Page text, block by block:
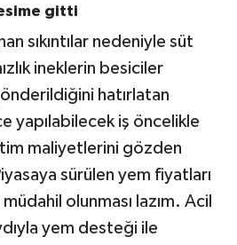
gitti
sıkıntılar nedeniyle süt
ineklerin besiciler
hatırlatan
yapılabilecek iş öncelikle
maliyetlerini gözden
sürülen yem fiyatları
olunması lazım. Acil
yem desteği ile